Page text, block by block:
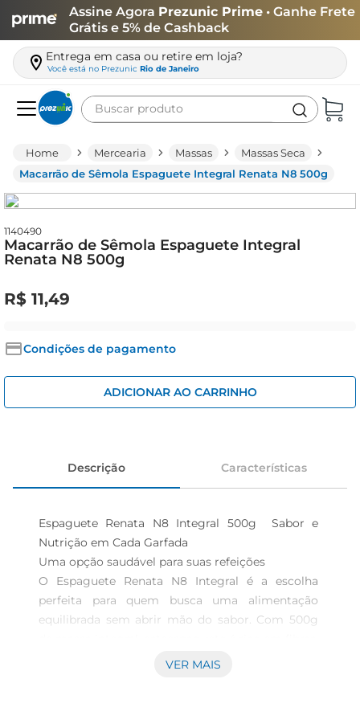
Assine Agora Prezunic Prime • Ganhe Frete
Grátis e 5% de Cashback
Entrega em casa ou retire em loja?
Você está no Prezunic Rio de Janeiro
Buscar produto
Mercearia Massas
Massas Seca
Macarrão de Sêmola Espaguete Integral Renata N8 500g
1140490
Macarrão de Sêmola Espaguete Integral
Renata N8 500g
R$ 11,49
Condições de pagamento
ADICIONAR AO CARRINHO
Descrição Características
Espaguete Renata N8 Integral 500g  Sabor e
Nutrição em Cada Garfada
Uma opção saudável para suas refeições
O Espaguete Renata N8 Integral é a escolha
perfeita para quem busca uma alimentação
equilibrada sem abrir mão do sabor. Com 500g
contribuindo para uma dieta saudável e nutritiva.
VER MAIS
leite
queijo
azeite
cerveja